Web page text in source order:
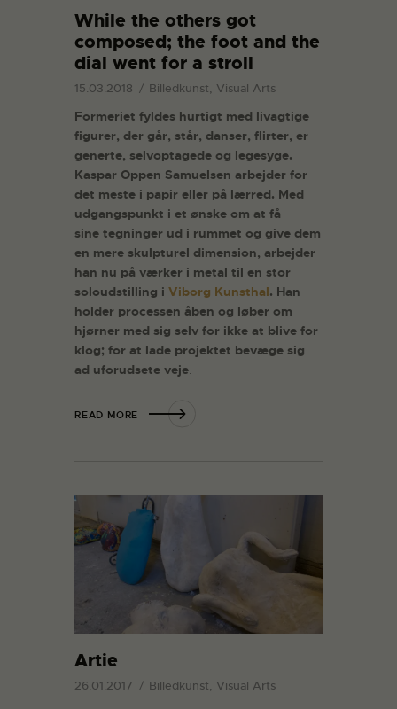
While the others got
composed; the foot and the
dial went for a stroll
15.03.2018 Billedkunst, Visual Arts
Formeriet fyldes hurtigt med livagtige
figurer, der går, står, danser, flirter, er
generte, selvoptagede og legesyge.
Kaspar Oppen Samuelsen arbejder for
det meste i papir eller på lærred. Med
udgangspunkt i et ønske om at få
sine tegninger ud i rummet og give dem
en mere skulpturel dimension, arbejder
han nu på værker i metal til en stor
soloudstilling i Viborg Kunsthal. Han
holder processen åben og løber om
hjørner med sig selv for ikke at blive for
klog; for at lade projektet bevæge sig
ad uforudsete veje.
READ MORE
Artie
26.01.2017 Billedkunst, Visual Arts